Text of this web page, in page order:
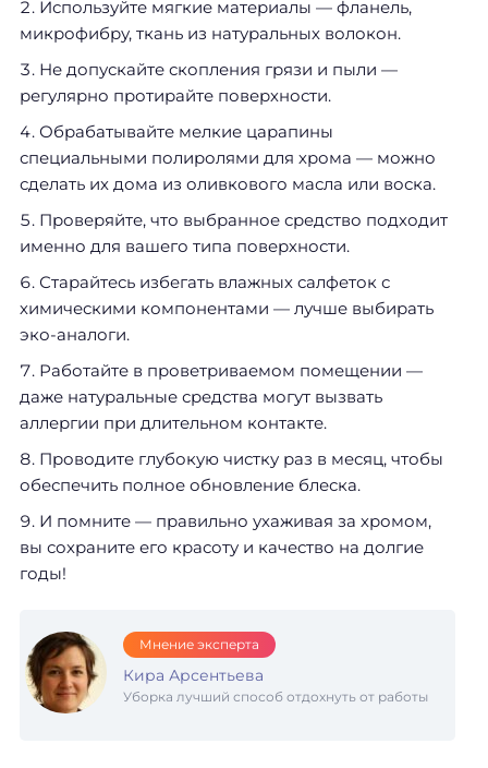
Используйте мягкие материалы — фланель,
микрофибру, ткань из натуральных волокон.
Не допускайте скопления грязи и пыли —
регулярно протирайте поверхности.
Обрабатывайте мелкие царапины
специальными полиролями для хрома — можно
сделать их дома из оливкового масла или воска.
Проверяйте, что выбранное средство подходит
именно для вашего типа поверхности.
Старайтесь избегать влажных салфеток с
химическими компонентами — лучше выбирать
эко-аналоги.
Работайте в проветриваемом помещении —
даже натуральные средства могут вызвать
аллергии при длительном контакте.
Проводите глубокую чистку раз в месяц, чтобы
обеспечить полное обновление блеска.
И помните — правильно ухаживая за хромом,
вы сохраните его красоту и качество на долгие
годы!
Мнение эксперта
Кира Арсентьева
Уборка лучший способ отдохнуть от работы